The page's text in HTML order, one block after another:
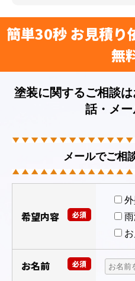
簡単30秒 お見積り
無
塗装に関するご相談
話・メ
メールでご相
必須
希望内容
お名前 必須